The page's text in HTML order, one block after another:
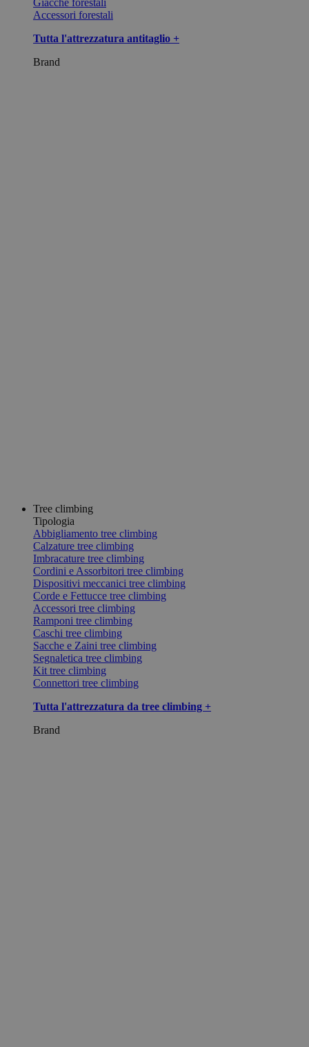
Giacche forestali
Accessori forestali
Tutta l'attrezzatura antitaglio +
Brand
Tree climbing
Tipologia
Abbigliamento tree climbing
Calzature tree climbing
Imbracature tree climbing
Cordini e Assorbitori tree climbing
Dispositivi meccanici tree climbing
Corde e Fettucce tree climbing
Accessori tree climbing
Ramponi tree climbing
Caschi tree climbing
Sacche e Zaini tree climbing
Segnaletica tree climbing
Kit tree climbing
Connettori tree climbing
Tutta l'attrezzatura da tree climbing +
Brand